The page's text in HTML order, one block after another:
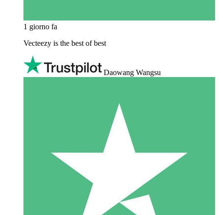
1 giorno fa
Vecteezy is the best of best
Daowang Wangsu